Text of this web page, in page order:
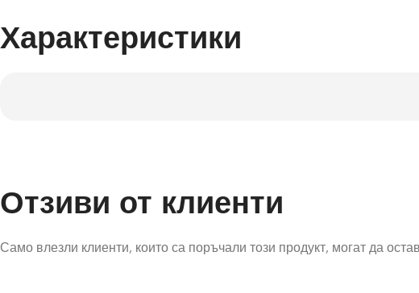
Характеристики
Отзиви от клиенти
Само влезли клиенти, които са поръчали този продукт, могат да